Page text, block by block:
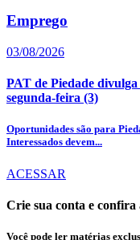
Emprego
03/08/2026
PAT de Piedade divulga
segunda-feira (3)
Oportunidades são para
Interessados devem...
ACESSAR
Crie sua conta e confira
Você pode ler matérias